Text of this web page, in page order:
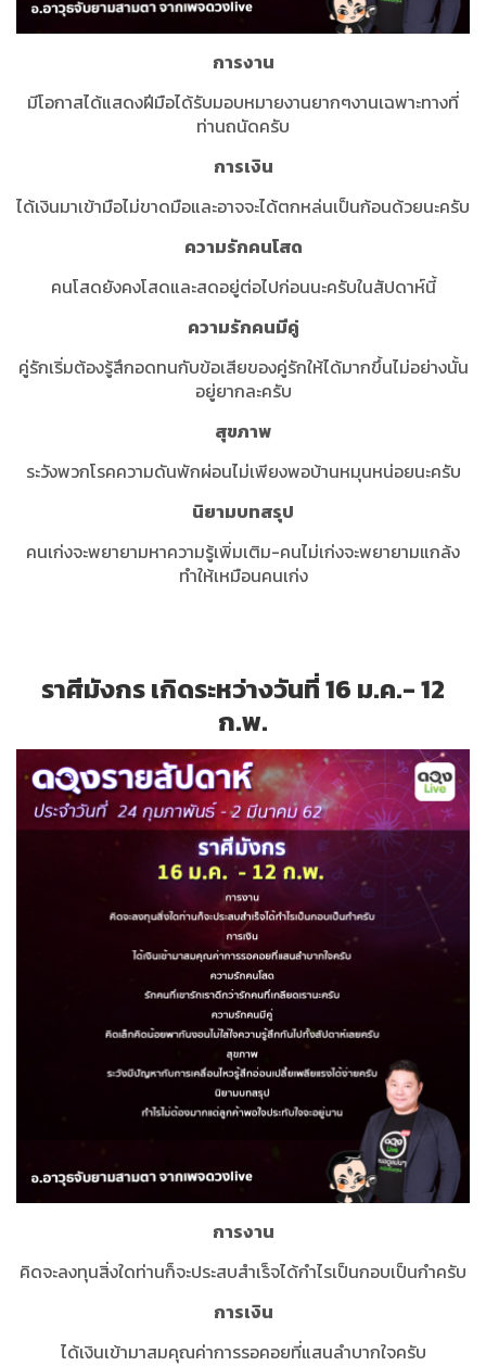
การงาน
มีโอกาสได้แสดงฝีมือได้รับมอบหมายงานยากๆงานเฉพาะทางที่
ท่านถนัดครับ
การเงิน
ได้เงินมาเข้ามือไม่ขาดมือและอาจจะได้ตกหล่นเป็นก้อนด้วยนะครับ
ความรักคนโสด
คนโสดยังคงโสดและสดอยู่ต่อไปก่อนนะครับในสัปดาห์นี้
ความรักคนมีคู่
คู่รักเริ่มต้องรู้สึกอดทนกับข้อเสียของคู่รักให้ได้มากขึ้นไม่อย่างนั้น
อยู่ยากละครับ
สุขภาพ
ระวังพวกโรคความดันพักผ่อนไม่เพียงพอบ้านหมุนหน่อยนะครับ
นิยามบทสรุป
คนเก่งจะพยายามหาความรู้เพิ่มเติม-คนไม่เก่งจะพยายามแกล้ง
ทำให้เหมือนคนเก่ง
ราศีมังกร เกิดระหว่างวันที่ 16 ม.ค.- 12
ก.พ.
การงาน
คิดจะลงทุนสิ่งใดท่านก็จะประสบสำเร็จได้กำไรเป็นกอบเป็นกำครับ
การเงิน
ได้เงินเข้ามาสมคุณค่าการรอคอยที่แสนลำบากใจครับ